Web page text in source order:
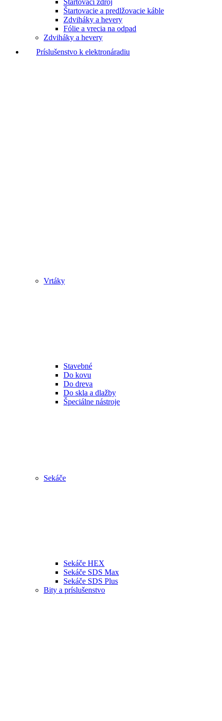
Štartovacie a predlžovacie káble
Zdviháky a hevery
Fólie a vrecia na odpad
Zdviháky a hevery
Príslušenstvo k elektronáradiu
Vrtáky
Stavebné
Do kovu
Do dreva
Do skla a dlažby
Špeciálne nástroje
Sekáče
Sekáče HEX
Sekáče SDS Max
Sekáče SDS Plus
Bity a príslušenstvo